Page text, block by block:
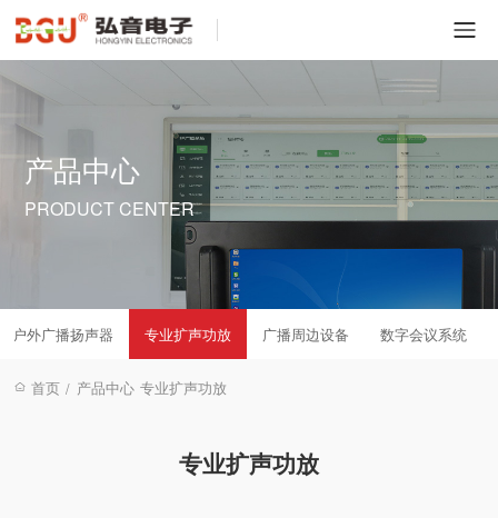
产品中心
PRODUCT CENTER
户外广播扬声器 专业扩声功放 广播周边设备 数字会议系统
首页 / 产品中心 专业扩声功放
专业扩声功放